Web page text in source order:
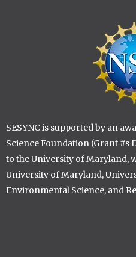
SESYNC is supported by an
Science Foundation (Grant #s
to the University of Maryland,
University of Maryland,
Environmental Science, and